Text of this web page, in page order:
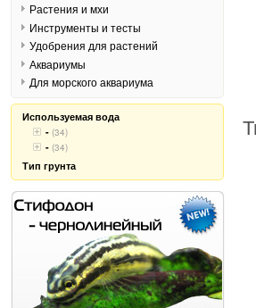
Растения и мхи
Инструменты и тесты
Удобрения для растений
Аквариумы
Для морского аквариума
Используемая вода
- (34)
- (34)
Тип грунта